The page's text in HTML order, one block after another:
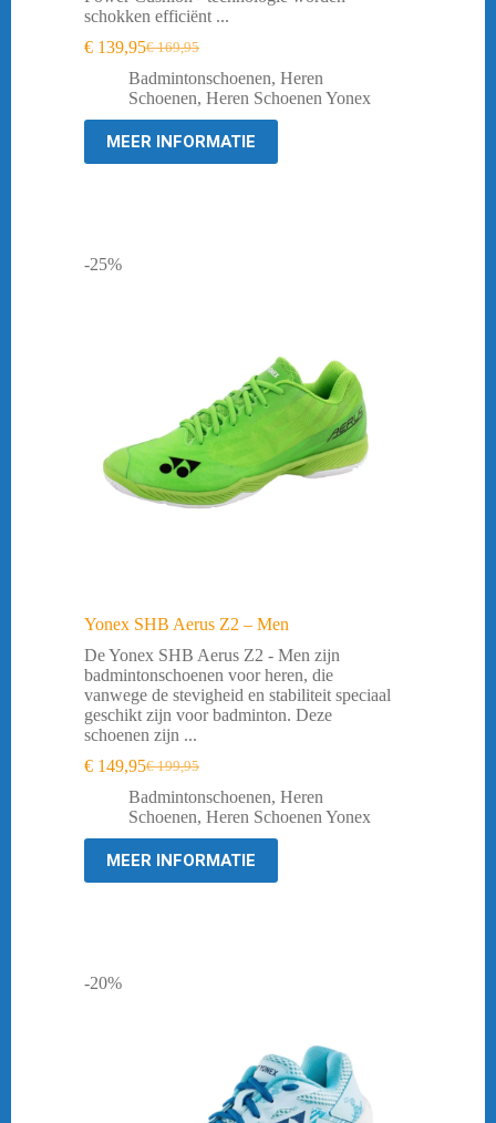
schokken efficiënt ...
€169,95
Oorspronkelijke
prijs
was:
€ 169,95.
€ 139,95Huidige
prijs
is:
€ 139,95.
Badmintonschoenen, Heren
Schoenen, Heren Schoenen Yonex
MEER INFORMATIE
-25%
Yonex SHB Aerus Z2 – Men
De Yonex SHB Aerus Z2 - Men zijn
badmintonschoenen voor heren, die
vanwege de stevigheid en stabiliteit speciaal
geschikt zijn voor badminton. Deze
schoenen zijn ...
€199,95
Oorspronkelijke
prijs
was:
€ 199,95.
€ 149,95Huidige
prijs
is:
€ 149,95.
Badmintonschoenen, Heren
Schoenen, Heren Schoenen Yonex
MEER INFORMATIE
-20%